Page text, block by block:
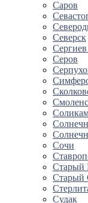
Саров
Северск
Серов
Сочи
Старый
Старый
Судак